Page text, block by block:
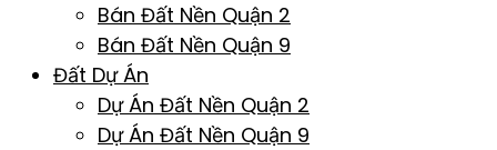
Bán Đất Nền Quận 2
Bán Đất Nền Quận 9
Đất Dự Án
Dự Án Đất Nền Quận 2
Dự Án Đất Nền Quận 9